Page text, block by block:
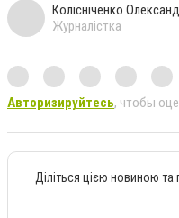
Колісніченко
Журналістка
Авторизируйтесь, чтобы
Діліться цією новиною та